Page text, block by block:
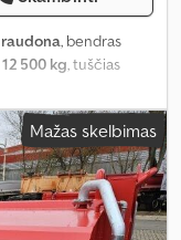
raudona, bendras
12 500 kg, tuščias
Mažas skelbimas